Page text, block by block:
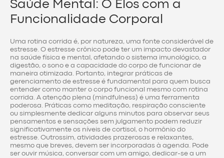
Saúde Mental: O Elos com a
Funcionalidade Corporal
Uma rotina corrida é, por natureza, uma fonte considerável de
estresse. O estresse crônico pode ter um impacto devastador
na saúde física e mental, afetando o sistema imunológico, a
digestão, o sono e a capacidade do corpo de funcionar de
maneira otimizada. Portanto, integrar práticas de
gerenciamento de estresse é fundamental para quem busca
entender como manter o corpo funcional mesmo com rotina
corrida. A atenção plena (mindfulness) é uma ferramenta
poderosa. Práticas como meditação, respiração consciente
ou simplesmente dedicar alguns minutos para observar seus
pensamentos e sensações sem julgamento podem reduzir
significativamente os níveis de cortisol, o hormônio do
estresse. Outrossim, atividades prazerosas e relaxantes,
mesmo que breves, devem ser incorporadas à agenda. Pode
ser ouvir música, conversar com um amigo, dedicar-se a um